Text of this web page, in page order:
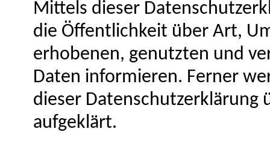
Mittels dieser
die Öffentlichkeit über Art,
erhobenen, genutzten und
Daten informieren. Ferner
dieser Datenschutzerklärung
aufgeklärt.